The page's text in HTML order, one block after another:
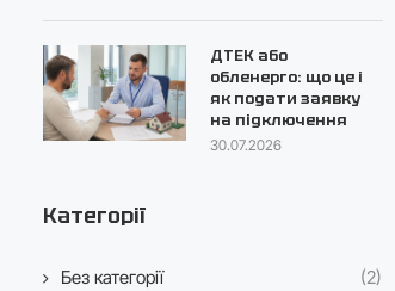
ДТЕК або
обленерго: що це і
як подати заявку
на підключення
30.07.2026
Категорії
Без категорії (2)